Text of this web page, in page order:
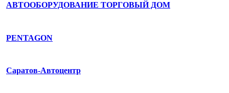
АВТООБОРУДОВАНИЕ ТОРГОВЫЙ ДОМ
PENTAGON
Саратов-Автоцентр